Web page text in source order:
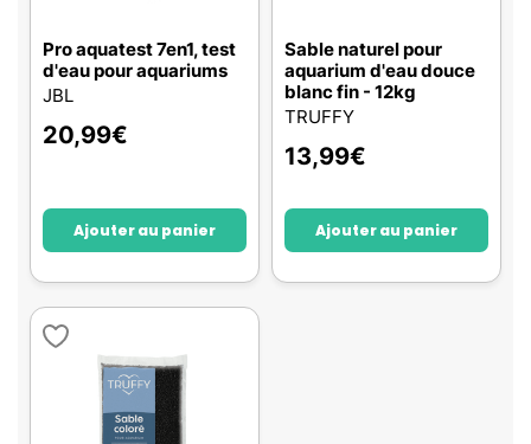
Pro aquatest 7en1, test
d'eau pour aquariums
JBL
20,99€
Ajouter au panier
Sable naturel pour
aquarium d'eau douce
blanc fin - 12kg
TRUFFY
13,99€
Ajouter au panier